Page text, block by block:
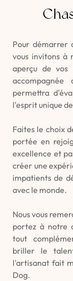
Pour démarrer
vous invitons à
aperçu de vos
permettra
l'esprit unique
Faites le choix
portée en
excellence et
créer une
impatients de
avec le monde.
Nous vous
portez à notre
tout
briller le
l'artisanat fait
Dog.